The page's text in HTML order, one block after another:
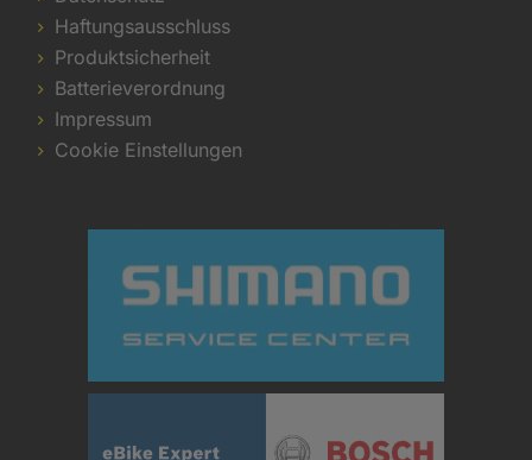
Haftungsausschluss
Produktsicherheit
Batterieverordnung
Impressum
Cookie Einstellungen